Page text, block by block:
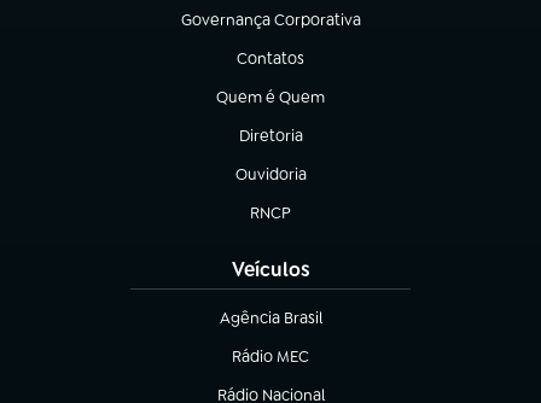
Governança Corporativa
(abre em nova aba)
Contatos
(abre em nova aba)
Quem é Quem
(abre em nova aba)
Diretoria
(abre em nova aba)
Ouvidoria
(abre em nova aba)
RNCP
(abre em nova aba)
Veículos
Agência Brasil
(abre em nova aba)
Rádio MEC
(abre em nova aba)
Rádio Nacional